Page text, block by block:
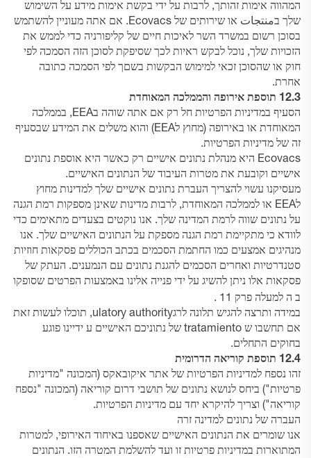
המהווה אימות זהותך, לרבות על ידי בקשת אימות מידע על השימוש
שלך בمنتجات או שירותים של Ecovacs. אם אתה מעוניין להשתמש
בסוכן רשום במשרד השר לאיכות חיים של קליפורניה כדי לממש את
הזכויות שלך, נוכל לבקש ראיות לכך שסיפקת לסוכן הזה הסמכה לפי
חוק או שהסוכן זכאי למימוש הבקשות בשםך לפי הסמכה כתובה
אחרת.
12.3 תוספת אירופה והממלכה המאוחדת
הסעיף במדיניות הפרטיות חל רק אם אתה שוהה בEEA, בממלכה
המאוחדת או באירופה (מחוץ לEEA) והוא משלים את המידע שבסעיף
זה של מדיניות הפרטיות.
Ecovacs היא מנהלת נתונים אישיים רק כאשר היא אוספת נתונים
אישיים וקובעת את מטרות העיבוד של הנתונים האישיים.
מעסיקנו עשוי להצריך העברת נתונים אישיים שלך למדינות מחוץ
לEEA או לממלכה המאוחדת, לרבות מדינות שאינן מספקות רמת הגנה
על נתונים שווה לרמת המדינה שלך. אנו נוקטים בצעדים מתאימים כדי
לוודא כי מתקיימת רמת הגנה מספקת על הנתונים האישיים שלך. אנו
מנהיגים אמצעים כמו החתמת הסכמים בכתב הכוללים פסקאות חוזיות
סטנדרטיות ואחרים הסכמים להגנת נתונים עם הנמענים. העתק של
פסקאות אלו ניתן להשיג על ידי פנייה אלינו באמצעות הפרטים שסופקו
ב ה למעלה פרק 11
.
במידה ותרצה להגיש תלונה לרגulatory authority, תוכלו לעשות זאת
אם תחשבו ש tratamiento של נתוניכם האישיים ע ידיינו פוגע
בחוקים התחלים.
12.4 תוספת קוריאה הדרומית
זהו נספח למדיניות הפרטיות של אתר איקובאקס (המכונה "מדיניות
פרטיות") ביחס לנושא נתונים של תושבי דרום קוריאה (המכונה "נספח
קוריאה") וצריך להיקרא יחד עם מדיניות הפרטיות.
העברה של נתונים למדינה זרה
אנו שומרים את הנתונים האישיים שאספנו באיחוד האירופי, למטרות
המתוארות במדיניות פרטיות זו ועד להשלמת המטרה הזו. הנתונים